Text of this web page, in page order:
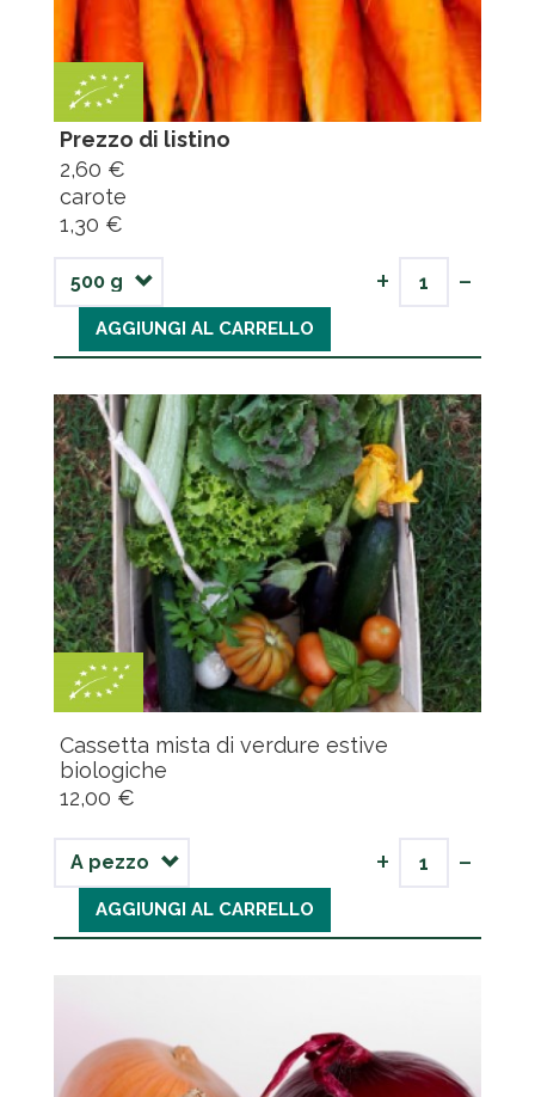
Prezzo di listino
2,60 €
carote
1,30 €
+ -
AGGIUNGI AL CARRELLO
Cassetta mista di verdure estive
biologiche
12,00 €
+ -
AGGIUNGI AL CARRELLO